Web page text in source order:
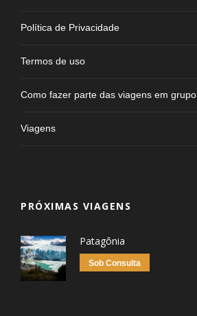
Política de Privacidade
Termos de uso
Como fazer parte das viagens em grupo
Viagens
PRÓXIMAS VIAGENS
Patagônia
Sob Consulta